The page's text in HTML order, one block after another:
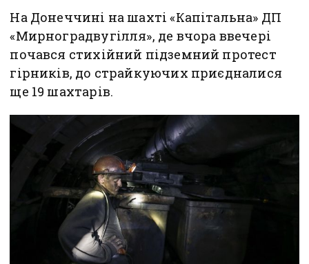
На Донеччині на шахті «Капітальна» ДП
«Мирноградвугілля», де вчора ввечері
почався стихійний підземний протест
гірників, до страйкуючих приєдналися
ще 19 шахтарів.